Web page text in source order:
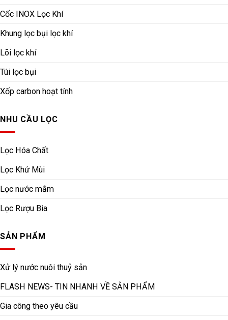
Cốc INOX Lọc Khí
Khung lọc bụi lọc khí
Lõi lọc khí
Túi lọc bụi
Xốp carbon hoạt tính
NHU CẦU LỌC
Lọc Hóa Chất
Lọc Khử Mùi
Lọc nước mắm
Lọc Rượu Bia
SẢN PHẨM
Xử lý nước nuôi thuỷ sản
FLASH NEWS- TIN NHANH VỀ SẢN PHẨM
Gia công theo yêu cầu